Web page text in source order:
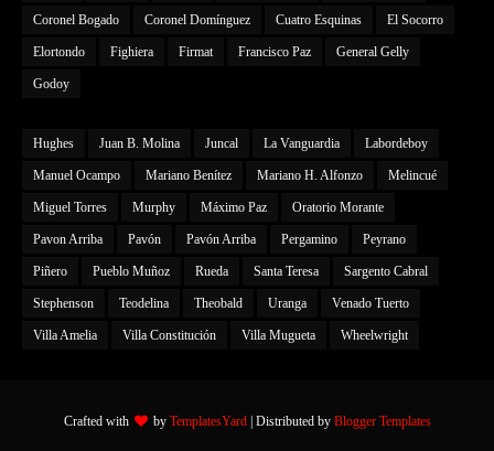
Coronel Bogado Coronel Domínguez Cuatro Esquinas El Socorro
Elortondo Fighiera Firmat Francisco Paz General Gelly
Godoy
Hughes Juan B. Molina Juncal La Vanguardia Labordeboy
Manuel Ocampo Mariano Benítez Mariano H. Alfonzo Melincué
Miguel Torres Murphy Máximo Paz Oratorio Morante
Pavon Arriba Pavón Pavón Arriba Pergamino Peyrano
Piñero Pueblo Muñoz Rueda Santa Teresa Sargento Cabral
Stephenson Teodelina Theobald Uranga Venado Tuerto
Villa Amelia Villa Constitución Villa Mugueta Wheelwright
Crafted with by TemplatesYard| Distributed by Blogger Templates